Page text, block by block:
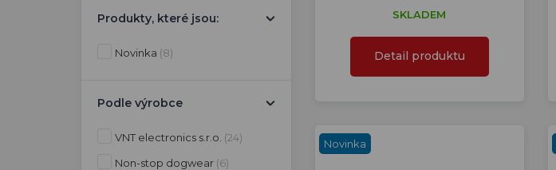
Produkty, které jsou:
Novinka (8)
Podle výrobce
VNT electronics s.r.o. (24)
Non-stop dogwear (6)
SKLADEM
Detail produktu
Novinka